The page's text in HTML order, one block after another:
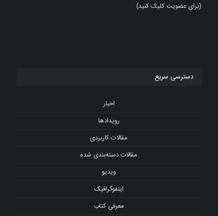
(برای عضویت کلیک کنید)
دسترسی سریع
اخبار
رویدادها
مقالات کاربردی
مقالات دسته‌بندی شده
ویدیو
اینفوگرافیک
معرفی کتاب